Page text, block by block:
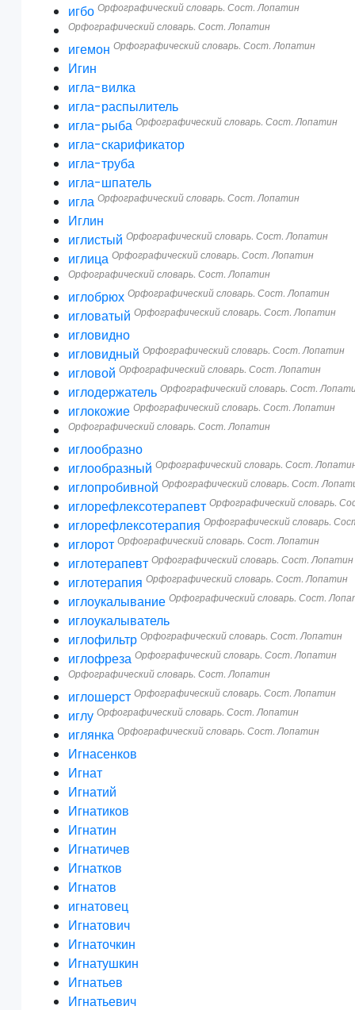
игбо Орфографический словарь. Сост. Лопатин
Орфографический словарь. Сост. Лопатин
игемон Орфографический словарь. Сост. Лопатин
Игин
игла-вилка
игла-распылитель
игла-рыба Орфографический словарь. Сост. Лопатин
игла-скарификатор
игла-труба
игла-шпатель
игла Орфографический словарь. Сост. Лопатин
Иглин
иглистый Орфографический словарь. Сост. Лопатин
иглица Орфографический словарь. Сост. Лопатин
Орфографический словарь. Сост. Лопатин
иглобрюх Орфографический словарь. Сост. Лопатин
игловатый Орфографический словарь. Сост. Лопатин
игловидно
игловидный Орфографический словарь. Сост. Лопатин
игловой Орфографический словарь. Сост. Лопатин
иглодержатель Орфографический словарь. Сост.
иглокожие Орфографический словарь. Сост. Лопатин
Орфографический словарь. Сост. Лопатин
иглообразно
иглообразный Орфографический словарь. Сост.
иглопробивной Орфографический словарь. Сост.
иглорефлексотерапевт Орфографический словарь.
иглорефлексотерапия Орфографический словарь.
иглорот Орфографический словарь. Сост. Лопатин
иглотерапевт Орфографический словарь. Сост. Лопатин
иглотерапия Орфографический словарь. Сост. Лопатин
иглоукалывание Орфографический словарь. Сост.
иглоукалыватель
иглофильтр Орфографический словарь. Сост. Лопатин
иглофреза Орфографический словарь. Сост. Лопатин
Орфографический словарь. Сост. Лопатин
иглошерст Орфографический словарь. Сост. Лопатин
иглу Орфографический словарь. Сост. Лопатин
иглянка Орфографический словарь. Сост. Лопатин
Игнасенков
Игнат
Игнатий
Игнатиков
Игнатин
Игнатичев
Игнатков
Игнатов
игнатовец
Игнатович
Игнаточкин
Игнатушкин
Игнатьев
Игнатьевич